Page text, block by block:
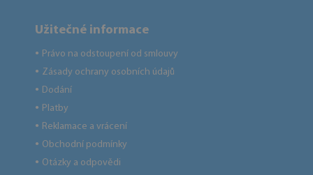
Užitečné informace
● Právo na odstoupení od smlouvy
● Zásady ochrany osobních údajů
● Dodání
● Platby
● Reklamace a vrácení
● Obchodní podmínky
● Otázky a odpovědi